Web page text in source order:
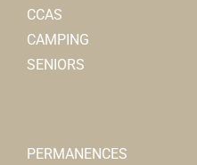
CCAS
CAMPING
SENIORS
PERMANENCES